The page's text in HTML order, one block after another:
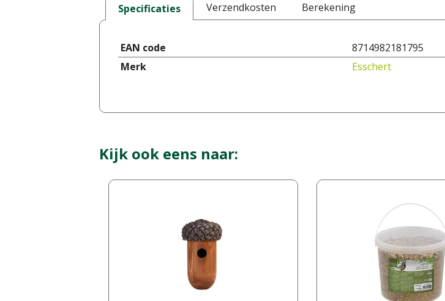
Specificaties Verzendkosten Berekening
EAN code
8714982181795
Merk
Esschert
Kijk ook eens naar: